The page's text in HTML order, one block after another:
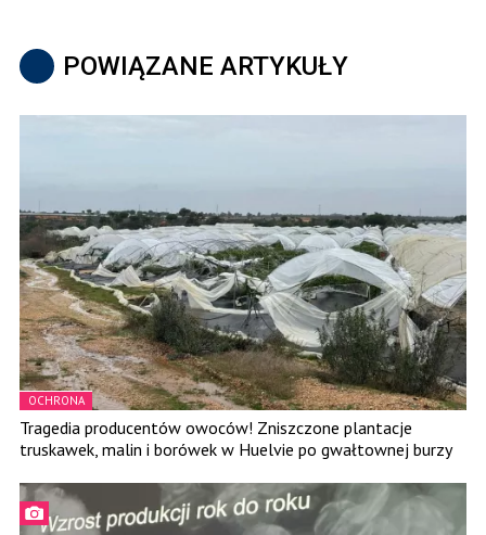
POWIĄZANE ARTYKUŁY
OCHRONA
Tragedia producentów owoców! Zniszczone plantacje
truskawek, malin i borówek w Huelvie po gwałtownej burzy